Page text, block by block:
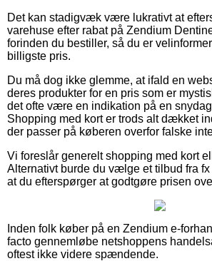
Det kan stadigvæk være lukrativt at
varehuse efter rabat på Zendium
forinden du bestiller, så du er
billigste pris.
Du må dog ikke glemme, at ifald en
deres produkter for en pris som er
det ofte være en indikation på en
Shopping med kort er trods alt dækket
der passer på køberen overfor falske
Vi foreslår generelt shopping med kort
Alternativt burde du vælge et tilbud fra
at du efterspørger at godtgøre prisen
Inden folk køber på en Zendium e-
facto gennemløbe netshoppens
oftest ikke videre spændende.